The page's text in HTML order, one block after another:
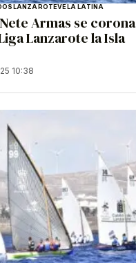
LANZAROTEVELA LATINA
Armas se corona
Lanzarote la Isla
10:38